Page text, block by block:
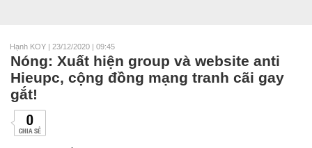
Hạnh KOY | 23/12/2020 | 09:45
Nóng: Xuất hiện group và website anti
Hieupc, cộng đồng mạng tranh cãi gay
gắt!
0
CHIA SẺ